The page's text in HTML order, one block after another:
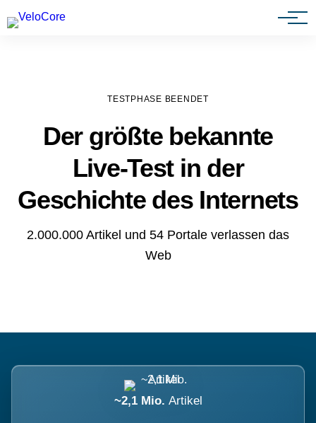
Agenturen & Webdesigner
TESTPHASE BEENDET
Der größte bekannte
Live-Test in der
Geschichte des Internets
2.000.000 Artikel und 54 Portale verlassen das
Web
~2,1 Mio. Artikel